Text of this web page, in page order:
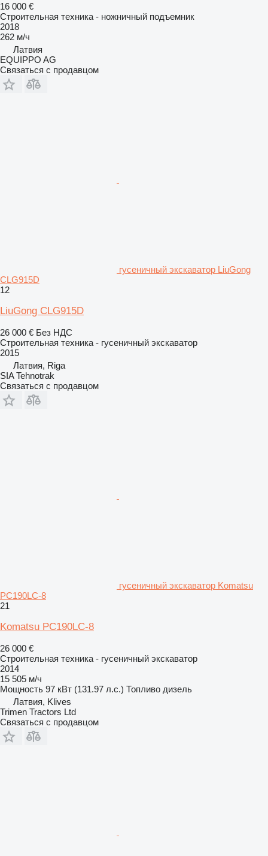
16 000 €
Строительная техника - ножничный подъемник
2018
262 м/ч
Латвия
EQUIPPO AG
Связаться с продавцом
гусеничный экскаватор LiuGong
CLG915D
12
LiuGong CLG915D
26 000 € Без НДС
Строительная техника - гусеничный экскаватор
2015
Латвия, Riga
SIA Tehnotrak
Связаться с продавцом
гусеничный экскаватор Komatsu
PC190LC-8
21
Komatsu PC190LC-8
26 000 €
Строительная техника - гусеничный экскаватор
2014
15 505 м/ч
Мощность 97 кВт (131.97 л.с.) Топливо дизель
Латвия, Klives
Trimen Tractors Ltd
Связаться с продавцом